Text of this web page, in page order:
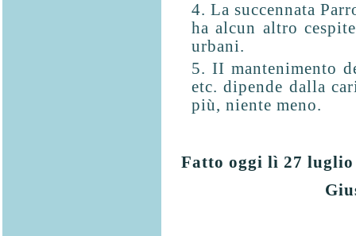
La succennata
ha alcun altro
urbani.
II mantenimento
etc. dipende dalla
più, niente meno.
Fatto oggi lì 27 luglio